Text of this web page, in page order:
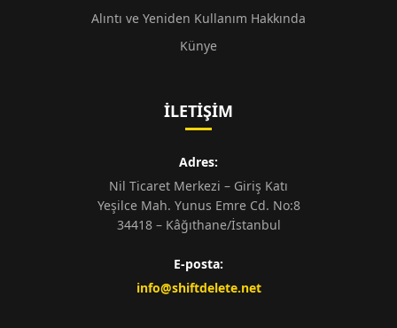
Alıntı ve Yeniden Kullanım Hakkında
Künye
İLETIŞIM
Adres:
Nil Ticaret Merkezi – Giriş Katı
Yeşilce Mah. Yunus Emre Cd. No:8
34418 – Kâğıthane/İstanbul
E-posta:
info@shiftdelete.net